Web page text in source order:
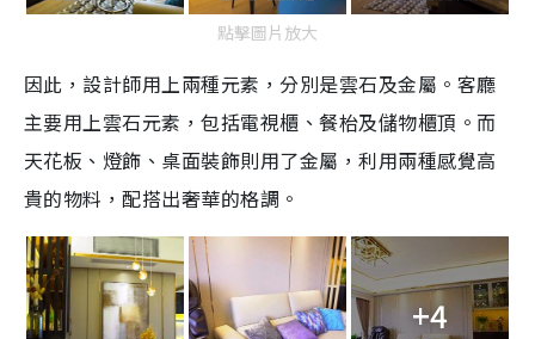
點擊圖片放大
因此，設計師用上兩種元素，分別是雲石及金屬。客廳
主要用上雲石元素，包括電視櫃、餐枱及儲物櫃頂。而
天花板、燈飾、桌面裝飾則用了金屬，利用兩種感覺高
貴的物料，配搭出奢華的格調。
+4